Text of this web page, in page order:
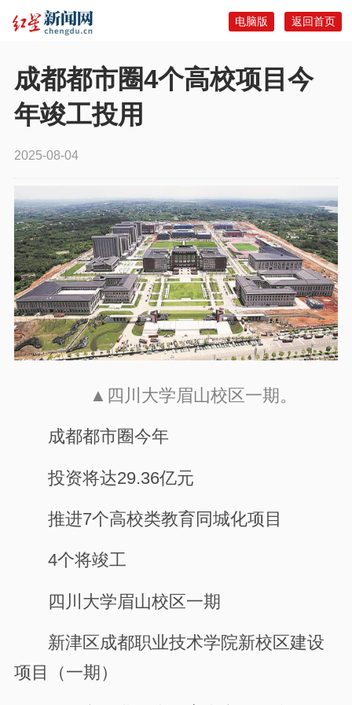
返回首页
电脑版
成都都市圈4个高校项目今
年竣工投用
2025-08-04
▲四川大学眉山校区一期。
成都都市圈今年
投资将达29.36亿元
推进7个高校类教育同城化项目
4个将竣工
四川大学眉山校区一期
新津区成都职业技术学院新校区建设
项目（一期）